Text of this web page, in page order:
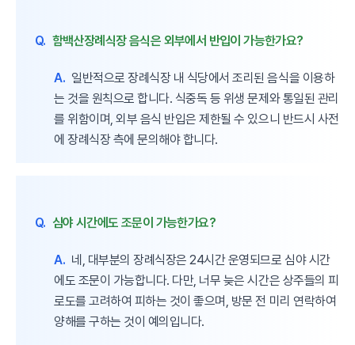
Q. 함백산장례식장 음식은 외부에서 반입이 가능한가요?
A. 일반적으로 장례식장 내 식당에서 조리된 음식을 이용하
는 것을 원칙으로 합니다. 식중독 등 위생 문제와 통일된 관리
를 위함이며, 외부 음식 반입은 제한될 수 있으니 반드시 사전
에 장례식장 측에 문의해야 합니다.
Q. 심야 시간에도 조문이 가능한가요?
A. 네, 대부분의 장례식장은 24시간 운영되므로 심야 시간
에도 조문이 가능합니다. 다만, 너무 늦은 시간은 상주들의 피
로도를 고려하여 피하는 것이 좋으며, 방문 전 미리 연락하여
양해를 구하는 것이 예의입니다.